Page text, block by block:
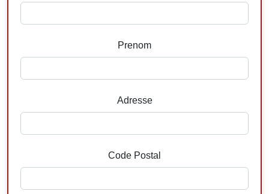
Prenom
Adresse
Code Postal